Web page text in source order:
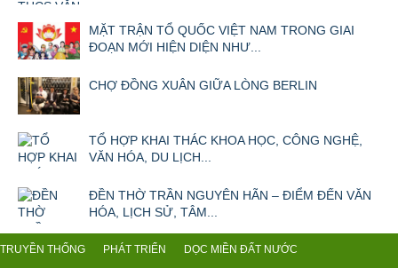
MẶT TRẬN TỔ QUỐC VIỆT NAM TRONG GIAI
ĐOẠN MỚI HIỆN DIỆN NHƯ...
CHỢ ĐỒNG XUÂN GIỮA LÒNG BERLIN
TỔ HỢP KHAI THÁC KHOA HỌC, CÔNG NGHỆ,
VĂN HÓA, DU LỊCH...
ĐỀN THỜ TRẦN NGUYÊN HÃN – ĐIỂM ĐẾN VĂN
HÓA, LỊCH SỬ, TÂM...
TRUYỀN THỐNG PHÁT TRIỂN DỌC MIỀN ĐẤT NƯỚC